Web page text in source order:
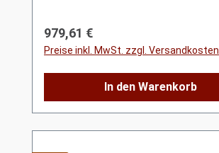
Regulärer Preis:
979,61 €
Preise inkl. MwSt. zzgl. Versandkosten
In den Warenkorb